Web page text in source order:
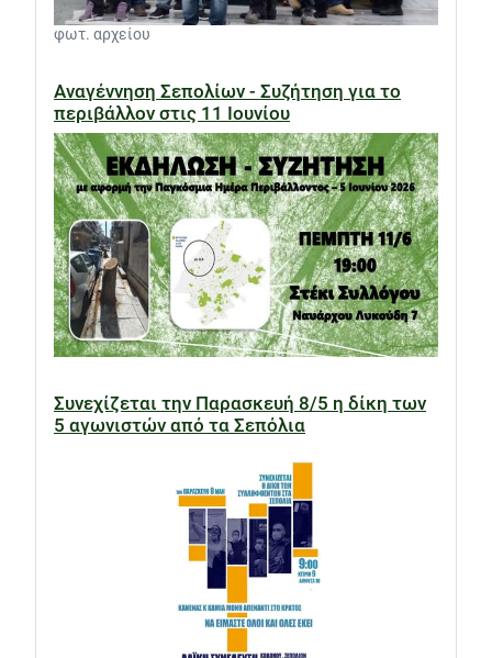
φωτ. αρχείου
Αναγέννηση Σεπολίων - Συζήτηση για το
περιβάλλον στις 11 Ιουνίου
Συνεχίζεται την Παρασκευή 8/5 η δίκη των
5 αγωνιστών από τα Σεπόλια